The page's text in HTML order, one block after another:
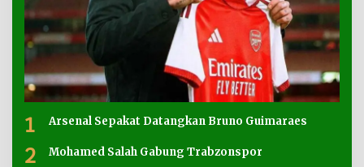
1 Arsenal Sepakat Datangkan Bruno Guimaraes
2 Mohamed Salah Gabung Trabzonspor